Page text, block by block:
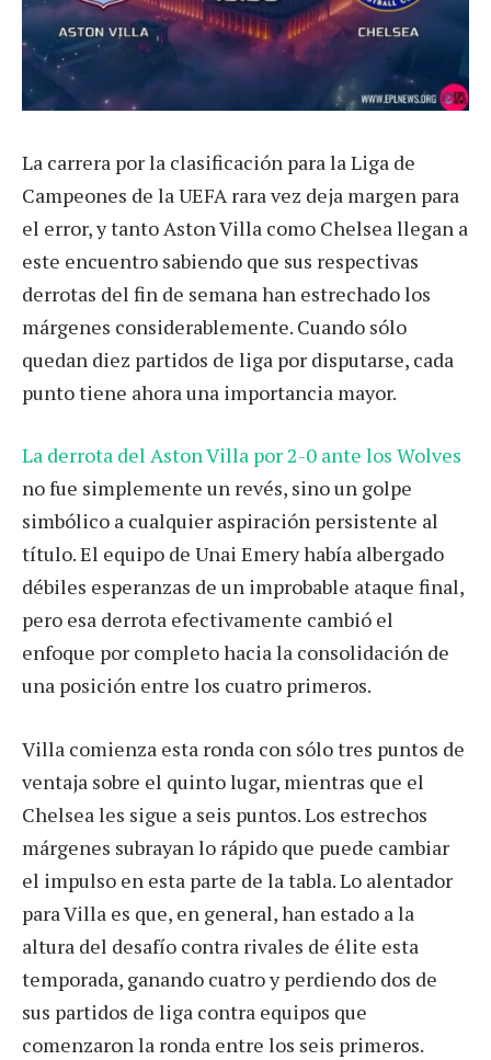
La carrera por la clasificación para la Liga de
Campeones de la UEFA rara vez deja margen para
el error, y tanto Aston Villa como Chelsea llegan a
este encuentro sabiendo que sus respectivas
derrotas del fin de semana han estrechado los
márgenes considerablemente. Cuando sólo
quedan diez partidos de liga por disputarse, cada
punto tiene ahora una importancia mayor.
La derrota del Aston Villa por 2-0 ante los Wolves
no fue simplemente un revés, sino un golpe
simbólico a cualquier aspiración persistente al
título. El equipo de Unai Emery había albergado
débiles esperanzas de un improbable ataque final,
pero esa derrota efectivamente cambió el
enfoque por completo hacia la consolidación de
una posición entre los cuatro primeros.
Villa comienza esta ronda con sólo tres puntos de
ventaja sobre el quinto lugar, mientras que el
Chelsea les sigue a seis puntos. Los estrechos
márgenes subrayan lo rápido que puede cambiar
el impulso en esta parte de la tabla. Lo alentador
para Villa es que, en general, han estado a la
altura del desafío contra rivales de élite esta
temporada, ganando cuatro y perdiendo dos de
sus partidos de liga contra equipos que
comenzaron la ronda entre los seis primeros.